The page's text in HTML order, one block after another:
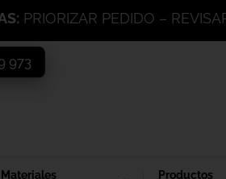
PRIORIZAR PEDIDO –
973
Materiales
Productos